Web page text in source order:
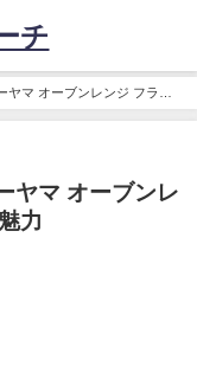
チ
マ オーブンレンジ フラッ
ヤマ オーブンレ
力